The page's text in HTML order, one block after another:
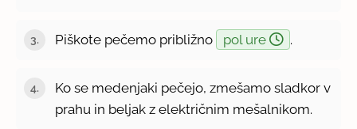
Piškote pečemo približno pol ure .
Ko se medenjaki pečejo, zmešamo sladkor v
prahu in beljak z električnim mešalnikom.